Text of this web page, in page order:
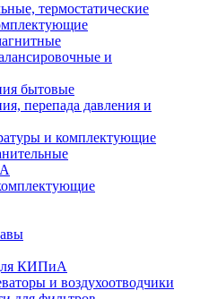
термостатические
и
бытовые
перепада давления и
и комплектующие
КИПиА
и воздухоотводчики